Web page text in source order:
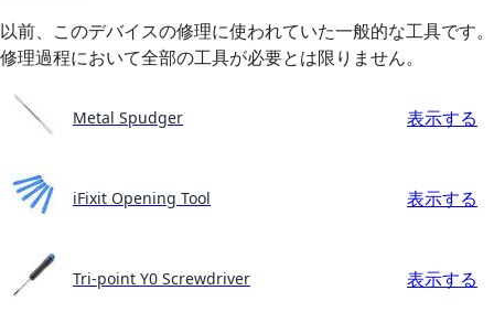
以前、このデバイスの修理に使われていた一般的な工具です。
修理過程において全部の工具が必要とは限りません。
Metal Spudger 表示する
iFixit Opening Tool 表示する
Tri-point Y0 Screwdriver 表示する